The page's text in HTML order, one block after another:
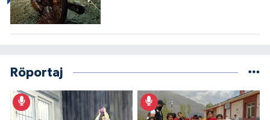
Röportaj